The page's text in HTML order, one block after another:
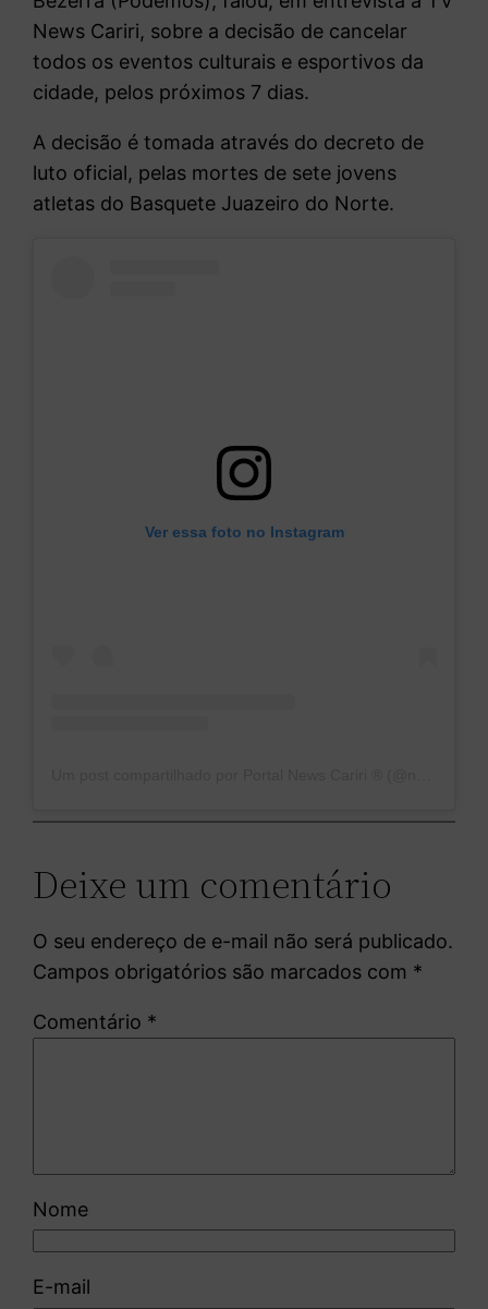
News Cariri, sobre a decisão de cancelar
todos os eventos culturais e esportivos da
cidade, pelos próximos 7 dias.
A decisão é tomada através do decreto de
luto oficial, pelas mortes de sete jovens
atletas do Basquete Juazeiro do Norte.
Ver essa foto no Instagram
Deixe um comentário
O seu endereço de e-mail não será publicado.
Campos obrigatórios são marcados com *
Comentário *
Nome
E-mail